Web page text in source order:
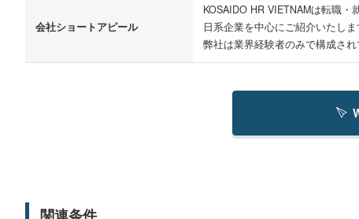
会社ショートアピール
KOSAIDO HR VIETNAMは転職
日系企業を中心にご紹介いたしま
弊社は業界経験者のみで構成さ